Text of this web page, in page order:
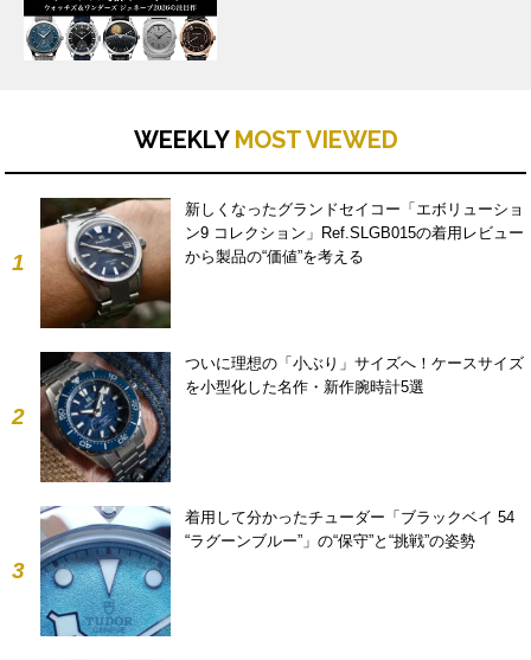
WEEKLY MOST VIEWED
1
新しくなったグランドセイコー「エボリューショ
ン9 コレクション」Ref.SLGB015の着用レビュー
から製品の“価値”を考える
2
ついに理想の「小ぶり」サイズへ！ケースサイズ
を小型化した名作・新作腕時計5選
3
着用して分かったチューダー「ブラックベイ 54
“ラグーンブルー”」の“保守”と“挑戦”の姿勢